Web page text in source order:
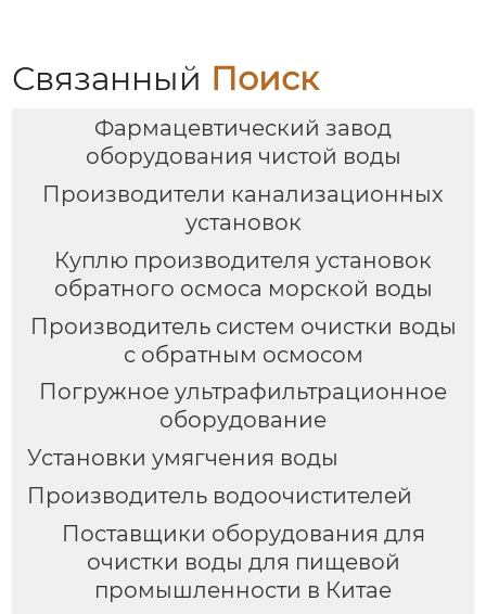
Связанный Поиск
Фармацевтический завод
оборудования чистой воды
Производители канализационных
установок
Куплю производителя установок
обратного осмоса морской воды
Производитель систем очистки воды
с обратным осмосом
Погружное ультрафильтрационное
оборудование
Установки умягчения воды
Производитель водоочистителей
Поставщики оборудования для
очистки воды для пищевой
промышленности в Китае